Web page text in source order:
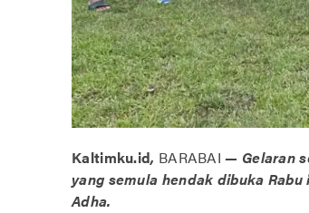
Kaltimku.id, BARABAI — Gelaran
yang semula hendak dibuka
Adha.